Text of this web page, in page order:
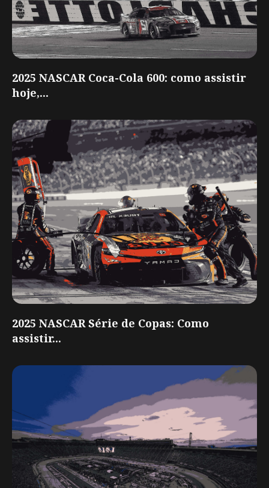
2025 NASCAR Coca-Cola 600: como assistir
hoje,...
2025 NASCAR Série de Copas: Como
assistir...